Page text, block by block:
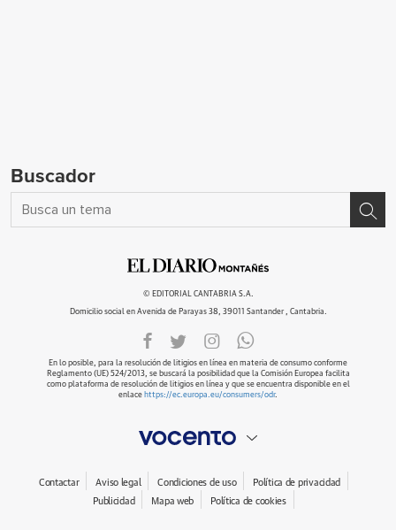
Buscador
© EDITORIAL CANTABRIA S.A.
Domicilio social en Avenida de Parayas 38, 39011 Santander , Cantabria.
En lo posible, para la resolución de litigios en línea en materia de consumo conforme
Reglamento (UE) 524/2013, se buscará la posibilidad que la Comisión Europea facilita
como plataforma de resolución de litigios en línea y que se encuentra disponible en el
enlace https://ec.europa.eu/consumers/odr.
Contactar Aviso legal Condiciones de uso
Política de privacidad
Publicidad
Mapa web Política de cookies